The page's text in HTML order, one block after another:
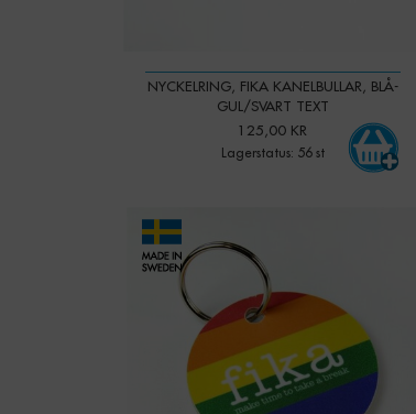
NYCKELRING, FIKA KANELBULLAR, BLÅ-
GUL/SVART TEXT
125,00 KR
Lagerstatus: 56 st
Qty: